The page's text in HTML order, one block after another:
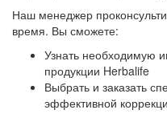
Наш менеджер
время. Вы сможете:
Узнать необходимую
продукции Herbalife
Выбрать и заказать
эффективной